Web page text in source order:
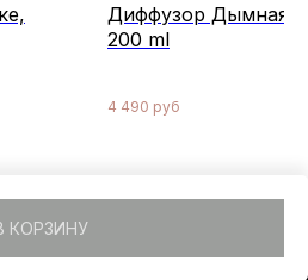
КОРЗИНУ
Диффузор Дымная
200 ml
4 490 руб
Tilda